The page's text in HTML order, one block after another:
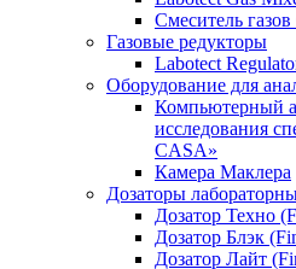
Смеситель
Газовые редукторы
Labotect
Оборудование для
Компьютерный
исследования
CASA»
Камера Маклера
Дозаторы
Дозатор Техно
Дозатор Блэк
Дозатор Лайт